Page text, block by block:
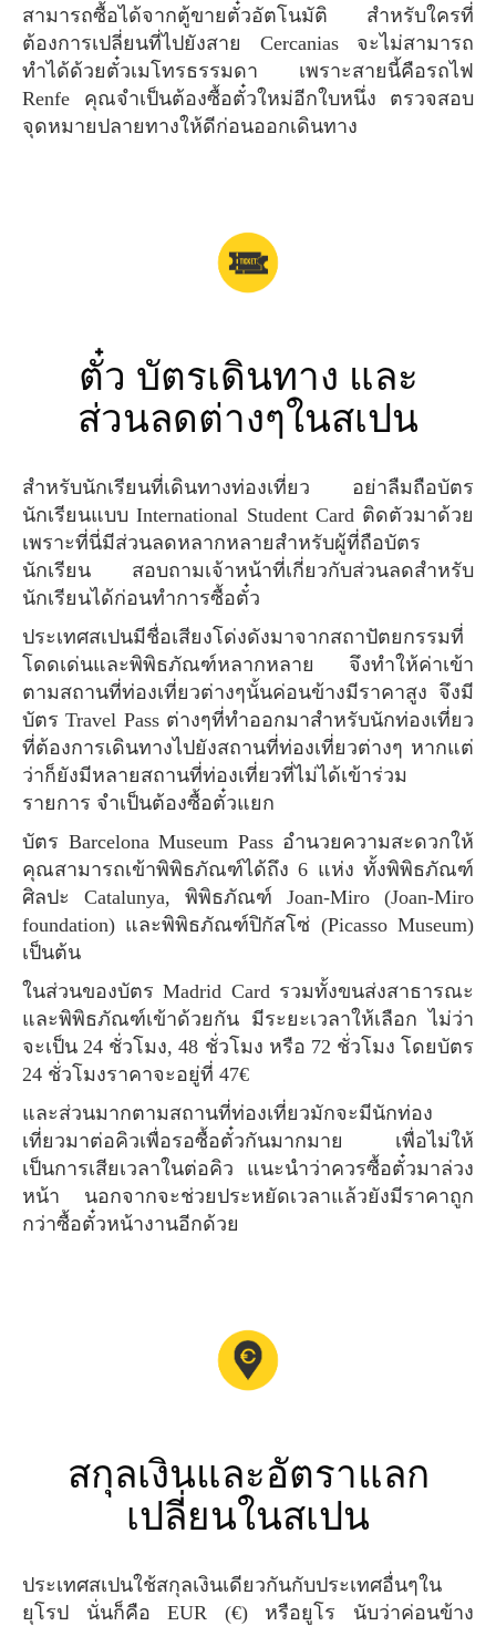
สามารถซื้อได้จากตู้ขายตั๋วอัตโนมัติ สำหรับใครที่
ต้องการเปลี่ยนที่ไปยังสาย Cercanias จะไม่สามารถ
ทำได้ด้วยตั๋วเมโทรธรรมดา เพราะสายนี้คือรถไฟ
Renfe คุณจำเป็นต้องซื้อตั๋วใหม่อีกใบหนึ่ง ตรวจสอบ
จุดหมายปลายทางให้ดีก่อนออกเดินทาง
ตั๋ว บัตรเดินทาง และ
ส่วนลดต่างๆในสเปน
สำหรับนักเรียนที่เดินทางท่องเที่ยว อย่าลืมถือบัตร
นักเรียนแบบ International Student Card ติดตัวมาด้วย
เพราะที่นี่มีส่วนลดหลากหลายสำหรับผู้ที่ถือบัตร
นักเรียน สอบถามเจ้าหน้าที่เกี่ยวกับส่วนลดสำหรับ
นักเรียนได้ก่อนทำการซื้อตั๋ว
ประเทศสเปนมีชื่อเสียงโด่งดังมาจากสถาปัตยกรรมที่
โดดเด่นและพิพิธภัณฑ์หลากหลาย จึงทำให้ค่าเข้า
ตามสถานที่ท่องเที่ยวต่างๆนั้นค่อนข้างมีราคาสูง จึงมี
บัตร Travel Pass ต่างๆที่ทำออกมาสำหรับนักท่องเที่ยว
ที่ต้องการเดินทางไปยังสถานที่ท่องเที่ยวต่างๆ หากแต่
ว่าก็ยังมีหลายสถานที่ท่องเที่ยวที่ไม่ได้เข้าร่วม
รายการ จำเป็นต้องซื้อตั๋วแยก
บัตร Barcelona Museum Pass อำนวยความสะดวกให้
คุณสามารถเข้าพิพิธภัณฑ์ได้ถึง 6 แห่ง ทั้งพิพิธภัณฑ์
ศิลปะ Catalunya, พิพิธภัณฑ์ Joan-Miro (Joan-Miro
foundation) และพิพิธภัณฑ์ปิกัสโซ่ (Picasso Museum)
เป็นต้น
ในส่วนของบัตร Madrid Card รวมทั้งขนส่งสาธารณะ
และพิพิธภัณฑ์เข้าด้วยกัน มีระยะเวลาให้เลือก ไม่ว่า
จะเป็น 24 ชั่วโมง, 48 ชั่วโมง หรือ 72 ชั่วโมง โดยบัตร
24 ชั่วโมงราคาจะอยู่ที่ 47€
และส่วนมากตามสถานที่ท่องเที่ยวมักจะมีนักท่อง
เที่ยวมาต่อคิวเพื่อรอซื้อตั๋วกันมากมาย เพื่อไม่ให้
เป็นการเสียเวลาในต่อคิว แนะนำว่าควรซื้อตั๋วมาล่วง
หน้า นอกจากจะช่วยประหยัดเวลาแล้วยังมีราคาถูก
กว่าซื้อตั๋วหน้างานอีกด้วย
สกุลเงินและอัตราแลก
เปลี่ยนในสเปน
ประเทศสเปนใช้สกุลเงินเดียวกันกับประเทศอื่นๆใน
ยุโรป นั่นก็คือ EUR (€) หรือยูโร นับว่าค่อนข้าง